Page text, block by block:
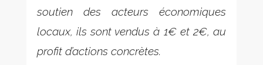
soutien des acteurs économiques
locaux, ils sont vendus à 1€ et 2€, au
profit d’actions concrètes.